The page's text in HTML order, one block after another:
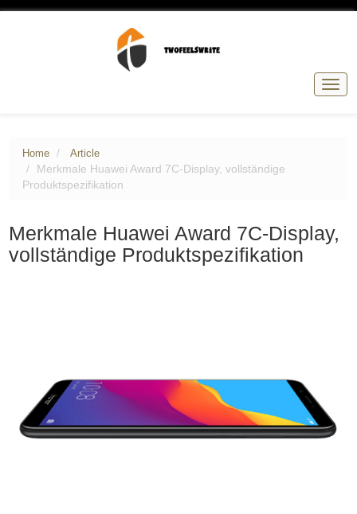
Home Article
Merkmale Huawei Award 7C-Display, vollständige
Produktspezifikation
Merkmale Huawei Award 7C-Display,
vollständige Produktspezifikation